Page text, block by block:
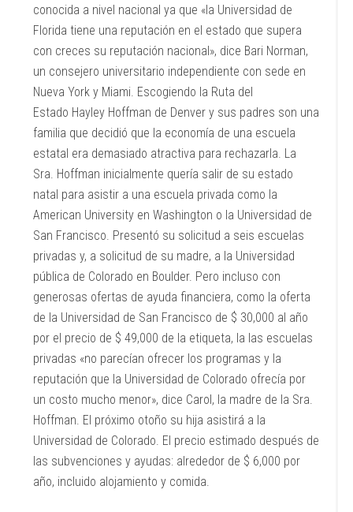
conocida a nivel nacional ya que «la Universidad de
Florida tiene una reputación en el estado que supera
con creces su reputación nacional», dice Bari Norman,
un consejero universitario independiente con sede en
Nueva York y Miami. Escogiendo la Ruta del
Estado Hayley Hoffman de Denver y sus padres son una
familia que decidió que la economía de una escuela
estatal era demasiado atractiva para rechazarla. La
Sra. Hoffman inicialmente quería salir de su estado
natal para asistir a una escuela privada como la
American University en Washington o la Universidad de
San Francisco. Presentó su solicitud a seis escuelas
privadas y, a solicitud de su madre, a la Universidad
pública de Colorado en Boulder. Pero incluso con
generosas ofertas de ayuda financiera, como la oferta
de la Universidad de San Francisco de $ 30,000 al año
por el precio de $ 49,000 de la etiqueta, la las escuelas
privadas «no parecían ofrecer los programas y la
reputación que la Universidad de Colorado ofrecía por
un costo mucho menor», dice Carol, la madre de la Sra.
Hoffman. El próximo otoño su hija asistirá a la
Universidad de Colorado. El precio estimado después de
las subvenciones y ayudas: alrededor de $ 6,000 por
año, incluido alojamiento y comida.